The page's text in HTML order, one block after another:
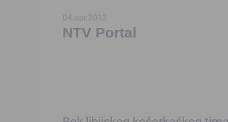
04.apr.2012
NTV Portal